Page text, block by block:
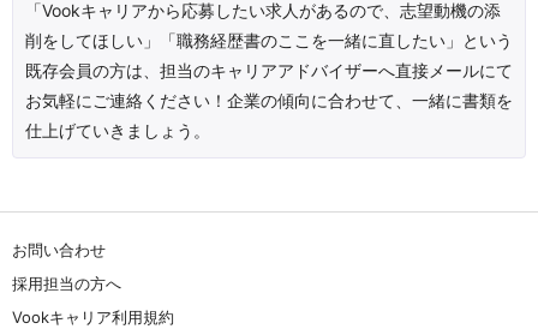
「Vookキャリアから応募したい求人があるので、志望動機の添
削をしてほしい」「職務経歴書のここを一緒に直したい」という
既存会員の方は、担当のキャリアアドバイザーへ直接メールにて
お気軽にご連絡ください！ 企業の傾向に合わせて、一緒に書類を
仕上げていきましょう。
お問い合わせ
採用担当の方へ
Vookキャリア利用規約